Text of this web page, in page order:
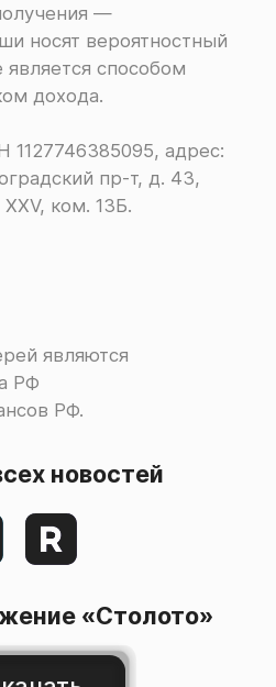
―
носят вероятностный
является способом
дохода.
адрес:
пр-т, д. 43,
ком. 13Б.
являются
РФ
РФ.
новостей
«Столото»